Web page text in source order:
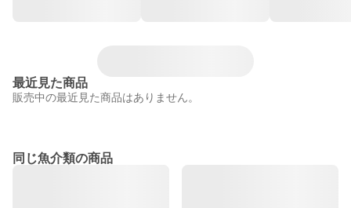
最近見た商品
販売中の最近見た商品はありません。
同じ魚介類の商品